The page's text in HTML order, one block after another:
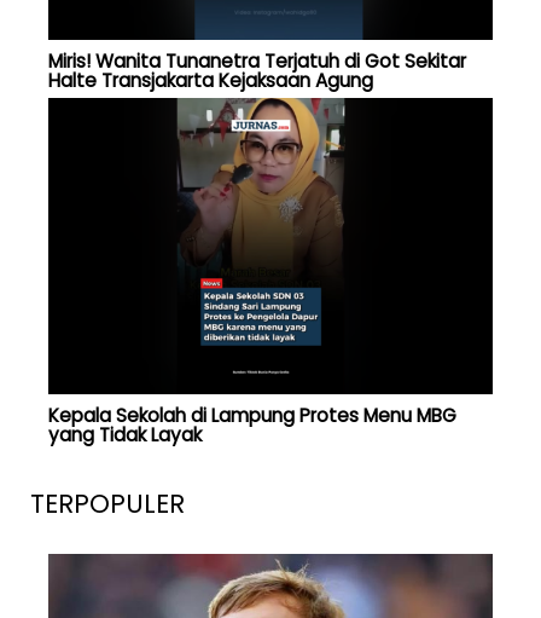
Miris! Wanita Tunanetra Terjatuh di Got Sekitar
Halte Transjakarta Kejaksaan Agung
Kepala Sekolah di Lampung Protes Menu MBG
yang Tidak Layak
TERPOPULER